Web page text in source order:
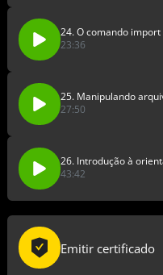
24. O comando
23:36
25. Manipulando
27:50
26. Introdução à
43:42
Emitir certificado